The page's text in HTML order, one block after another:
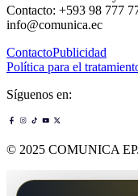
Contacto: +593 98 777
info@comunica.ec
ContactoPublicidad
Política para el
Síguenos en:
© 2025 COMUNICA